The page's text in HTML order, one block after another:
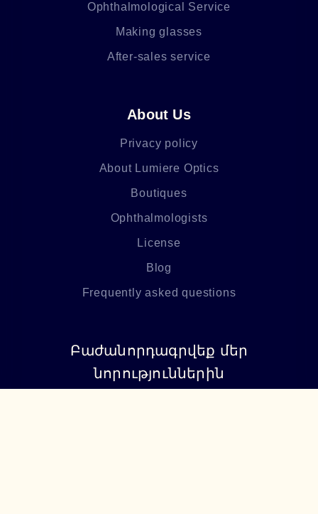
Ophthalmological Service
Making glasses
After-sales service
About Us
Privacy policy
About Lumiere Optics
Boutiques
Ophthalmologists
License
Blog
Frequently asked questions
Բաժանորդագրվեք մեր
նորություններին